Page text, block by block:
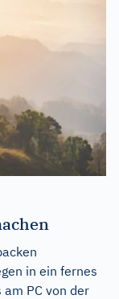
in ein fernes
PC von der